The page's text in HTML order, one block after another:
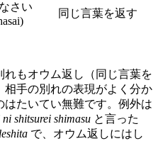
さい
同じ言葉を返す
れもオウム返し（同じ言葉を
手の別れの表現がよく分か
たいてい無難です。例外は
shitsurei shimasu と言った
で、オウム返しにはし